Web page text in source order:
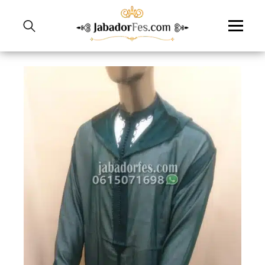
انتقل
المحتوى